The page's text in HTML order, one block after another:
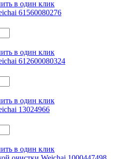
в один клик
61560080276
в один клик
612600080324
в один клик
13024966
в один клик